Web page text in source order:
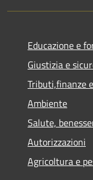
Educazione e
Giustizia e
Tributi,finanze
Ambiente
Salute,
Autorizzazioni
Agricoltura e